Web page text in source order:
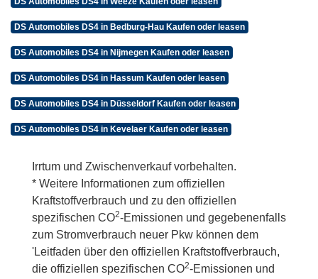
DS Automobiles DS4 in Bedburg-Hau Kaufen oder leasen
DS Automobiles DS4 in Nijmegen Kaufen oder leasen
DS Automobiles DS4 in Hassum Kaufen oder leasen
DS Automobiles DS4 in Düsseldorf Kaufen oder leasen
DS Automobiles DS4 in Kevelaer Kaufen oder leasen
Irrtum und Zwischenverkauf vorbehalten.
* Weitere Informationen zum offiziellen
Kraftstoffverbrauch und zu den offiziellen
spezifischen CO2-Emissionen und gegebenenfalls
zum Stromverbrauch neuer Pkw können dem
'Leitfaden über den offiziellen Kraftstoffverbrauch,
die offiziellen spezifischen CO2-Emissionen und